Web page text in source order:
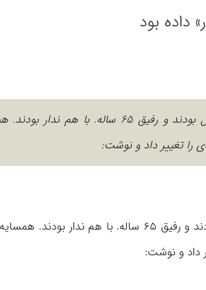
داده بود
میلاد عظیمی: احمد اقتداری یار دیرین ایرج افشار بود. اقتداری و افشار همسال بودند
را تغییر داد و نوشت:
: احمد اقتداری یار دیرین ایرج افشار بود. اقتداری و افشار همسال بودند و رفیق ۶۵
داد و نوشت: